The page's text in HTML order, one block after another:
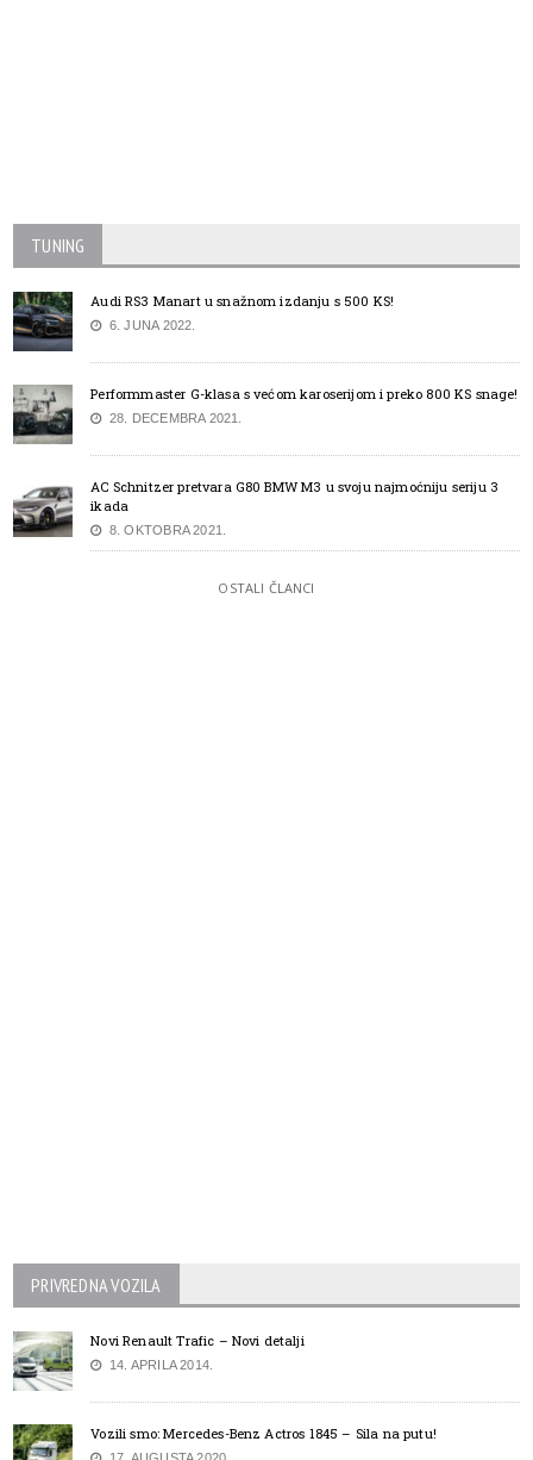
TUNING
Audi RS3 Manart u snažnom izdanju s 500 KS!
6. JUNA 2022.
Performmaster G-klasa s većom karoserijom i preko 800 KS snage!
28. DECEMBRA 2021.
AC Schnitzer pretvara G80 BMW M3 u svoju najmoćniju seriju 3
ikada
8. OKTOBRA 2021.
OSTALI ČLANCI
PRIVREDNA VOZILA
Novi Renault Trafic – Novi detalji
14. APRILA 2014.
Vozili smo: Mercedes-Benz Actros 1845 – Sila na putu!